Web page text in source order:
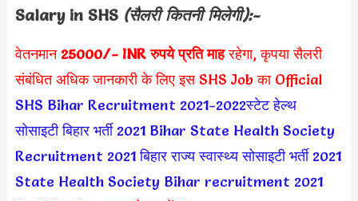
Salary in SHS (सैलरी कितनी मिलेगी):-
वेतनमान 25000/- INR रुपये प्रति माहरहेगा, कृपया सैलरी
संबंधित अधिक जानकारी के लिए इस SHS Job का Official
SHS Bihar Recruitment 2021-2022स्टेट हेल्थ
सोसाइटी बिहार भर्ती 2021 Bihar State Health Society
Recruitment 2021 बिहार राज्य स्वास्थ्य सोसाइटी भर्ती 2021
State Health Society Bihar recruitment 2021